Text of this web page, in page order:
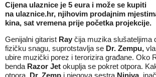
Cijena ulaznice je 5 eura i može se kupiti
na ulaznice.hr, njihovim prodajnim
kina, sat vremena prije početka projekcije.
Genijalni gitarist Ray čija muzika slušateljima
fizičku snagu, suprotstavlja se Dr. Zempu,
ubire muzički porez i terorizira građane. Oko
benda Razor Jet okuplja se pokret otpora.
otpora, Dr. Zemp i njegova sestra Niniva,